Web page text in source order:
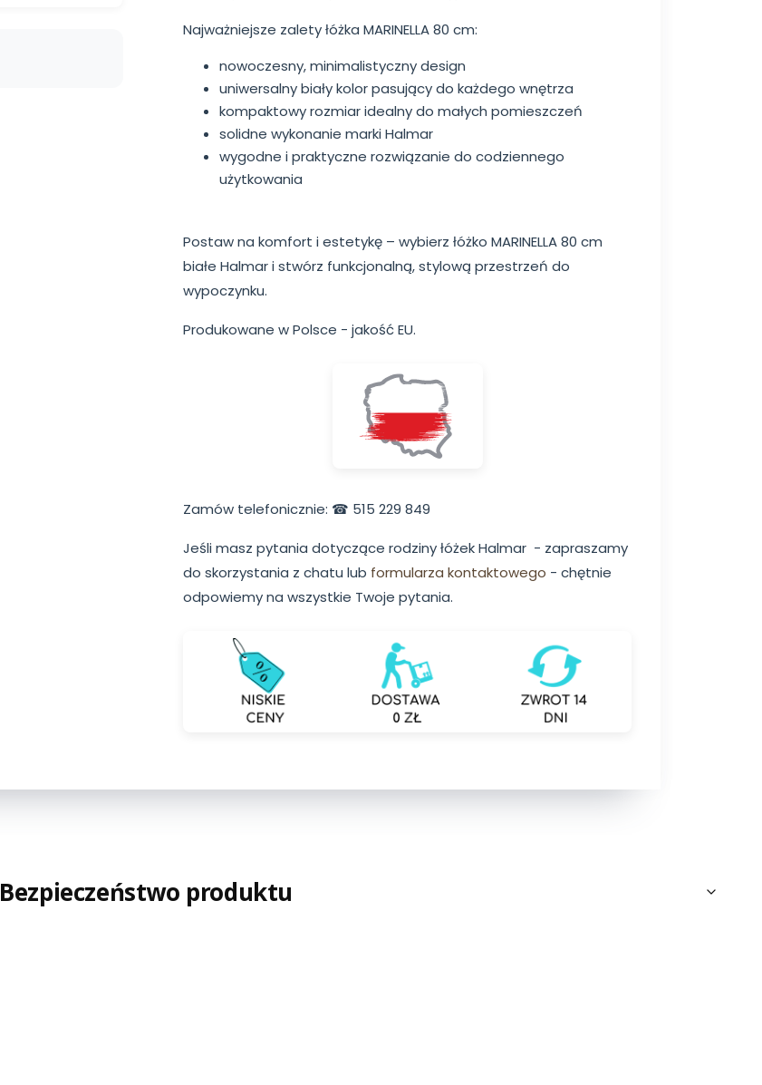
Najważniejsze zalety łóżka MARINELLA 80 cm:
nowoczesny, minimalistyczny design
uniwersalny biały kolor pasujący do każdego wnętrza
kompaktowy rozmiar idealny do małych pomieszczeń
solidne wykonanie marki Halmar
wygodne i praktyczne rozwiązanie do codziennego
użytkowania
Postaw na komfort i estetykę – wybierz łóżko MARINELLA 80 cm
białe Halmar i stwórz funkcjonalną, stylową przestrzeń do
wypoczynku.
Produkowane w Polsce - jakość EU.
Zamów telefonicznie: ☎ 515 229 849
Jeśli masz pytania dotyczące rodziny łóżek Halmar - zapraszamy
do skorzystania z chatu lub formularza kontaktowego - chętnie
odpowiemy na wszystkie Twoje pytania.
Bezpieczeństwo produktu